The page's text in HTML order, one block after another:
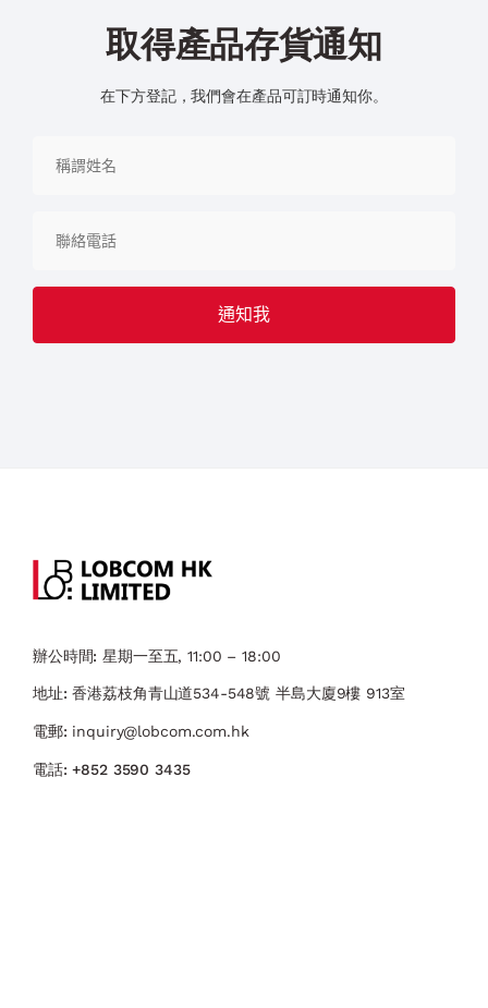
取得產品存貨通知
在下方登記，我們會在產品可訂時通知你。
辦公時間: 星期一至五, 11:00 – 18:00
地址: 香港荔枝角青山道534-548號 ​半島大廈9樓 913室
電郵: inquiry@lobcom.com.hk
電話:+852 3590 3435